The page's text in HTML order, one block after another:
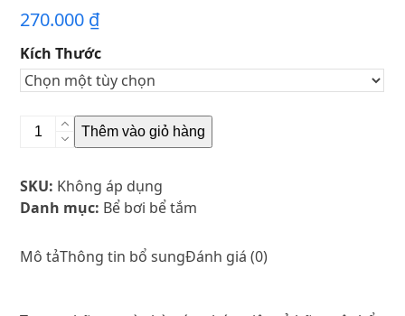
Được
xếp
0
5
sao
270.000 ₫
Kích Thước
Bể
mini
di
lắp
Thêm vào giỏ hàng
SKU: Không áp dụng
Danh mục: Bể bơi bể tắm
Mô tảThông tin bổ sungĐánh giá (0)